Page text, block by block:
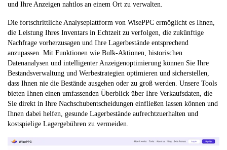
und Ihre Anzeigen nahtlos an einem Ort zu verwalten.
Die fortschrittliche Analyseplattform von WisePPC ermöglicht es Ihnen,
die Leistung Ihres Inventars in Echtzeit zu verfolgen, die zukünftige
Nachfrage vorherzusagen und Ihre Lagerbestände entsprechend
anzupassen. Mit Funktionen wie Bulk-Aktionen, historischen
Datenanalysen und intelligenter Anzeigenoptimierung können Sie Ihre
Bestandsverwaltung und Werbestrategien optimieren und sicherstellen,
dass Ihnen nie die Bestände ausgehen oder zu groß werden. Unsere Tools
bieten Ihnen einen umfassenden Überblick über Ihre Verkaufsdaten, die
Sie direkt in Ihre Nachschubentscheidungen einfließen lassen können und
Ihnen dabei helfen, gesunde Lagerbestände aufrechtzuerhalten und
kostspielige Lagergebühren zu vermeiden.